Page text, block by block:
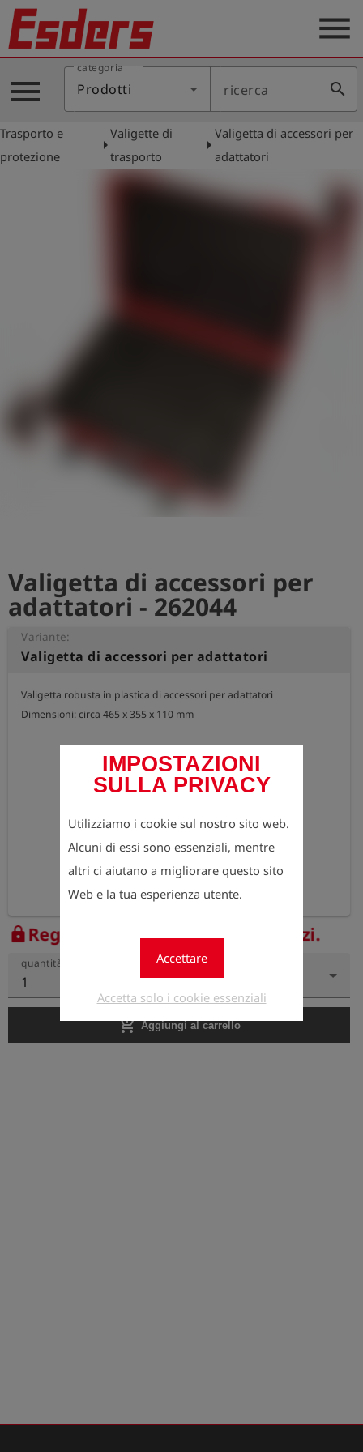
Prodotti
Applicazione
Assistenza
IMPOSTAZIONI
SULLA PRIVACY
Utilizziamo i cookie sul nostro sito web.
Alcuni di essi sono essenziali, mentre
altri ci aiutano a migliorare questo sito
Web e la tua esperienza utente.
Accettare
Accetta solo i cookie essenziali
menu
menu
categoria
Prodotti ricerca search
Trasporto e
protezione
arrow_right
Valigette di
trasporto
arrow_right
Valigetta di accessori per
adattatori
Valigetta di accessori per
adattatori - 262044
Variante:
Valigetta di accessori per adattatori
Valigetta robusta in plastica di accessori per adattatori
Dimensioni: circa 465 x 355 x 110 mm
lock Registrati ora per vedere i prezzi.
quantità
1
add_shopping_cart Aggiungi al carrello